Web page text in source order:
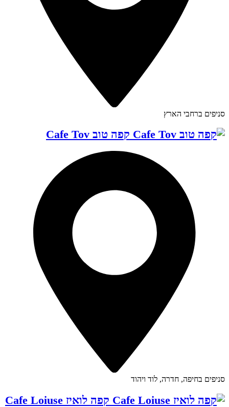
סניפים ברחבי הארץ
קפה טוב Cafe Tov
סניפים בחיפה, חדרה, לוד ויהוד
קפה לואיז Cafe Loiuse